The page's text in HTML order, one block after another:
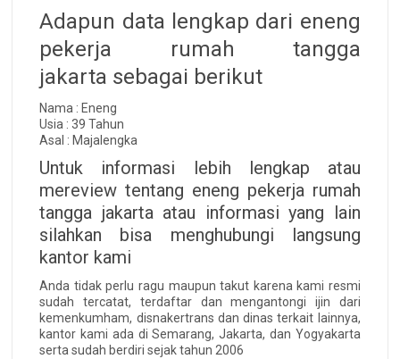
Adapun data lengkap dari eneng
pekerja rumah tangga
jakarta sebagai berikut
Nama : Eneng
Usia : 39 Tahun
Asal : Majalengka
Untuk informasi lebih lengkap atau
mereview tentang eneng pekerja rumah
tangga jakarta atau informasi yang lain
silahkan bisa menghubungi langsung
kantor kami
Anda tidak perlu ragu maupun takut karena kami resmi
sudah tercatat, terdaftar dan mengantongi ijin dari
kemenkumham, disnakertrans dan dinas terkait lainnya,
kantor kami ada di Semarang, Jakarta, dan Yogyakarta
serta sudah berdiri sejak tahun 2006